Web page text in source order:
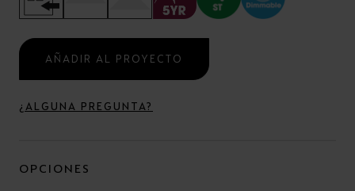
AÑADIR AL PROYECTO
¿ALGUNA PREGUNTA?
OPCIONES